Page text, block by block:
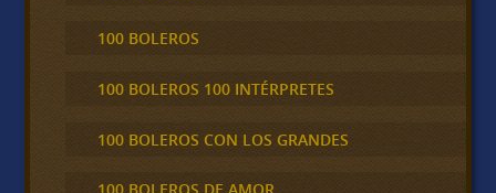
100 BOLEROS
100 BOLEROS 100 INTÉRPRETES
100 BOLEROS CON LOS GRANDES